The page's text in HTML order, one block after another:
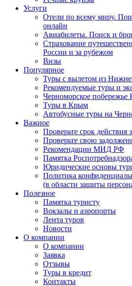
Услуги
Отели по всему миру.
онлайн
Авиабилеты. Поиск и
Страхование
России и за рубежом
Визы
Популярное
Туры с вылетом из
Рекомендуемые туры и
Черноморское побережье
Туры в Крым
Автобусные туры на
Важное
Проверьте срок действия
Проверьте свою
Рекомендации МИД РФ
Памятка
Юридические основы
Политика
(в области защиты
Полезное
Памятка туристу
Вокзалы и аэропорты
Лента туров
Новости
О компании
О компании
Заявка
Отзывы
Туры в кредит
Контакты